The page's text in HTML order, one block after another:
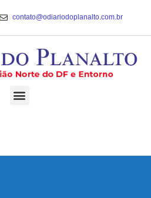
contato@odiariodoplanalto.com.br